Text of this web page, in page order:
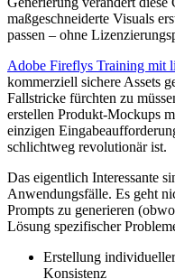
maßgeschneiderte Visuals
passen – ohne
Adobe Fireflys Training mit
kommerziell sichere Assets
Fallstricke fürchten zu
erstellen Produkt-Mockups
einzigen
schlichtweg revolutionär ist.
Das eigentlich Interessante
Anwendungsfälle. Es geht
Prompts zu generieren
Lösung spezifischer
Erstellung
Konsistenz